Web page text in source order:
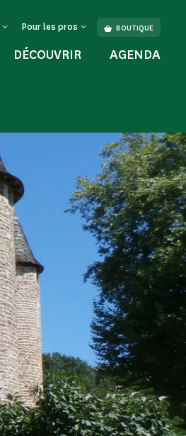
Pour les pros BOUTIQUE
DÉCOUVRIR AGENDA